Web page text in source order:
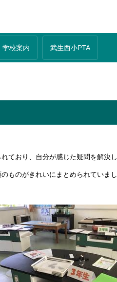
学校案内 武生西小PTA
ており、自分が感じた疑問を解決
ものがきれいにまとめられていまし